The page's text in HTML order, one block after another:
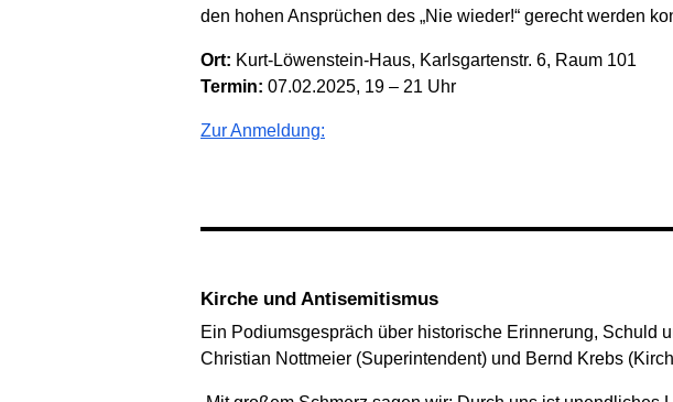
den hohen Ansprüchen des „Nie wieder!“ gerecht werden
Ort: Kurt-Löwenstein-Haus, Karlsgartenstr. 6, Raum 101
Termin: 07.02.2025, 19 – 21 Uhr
Zur Anmeldung:
Kirche und Antisemitismus
Ein Podiumsgespräch über historische Erinnerung, Schuld
Christian Nottmeier (Superintendent) und Bernd Krebs